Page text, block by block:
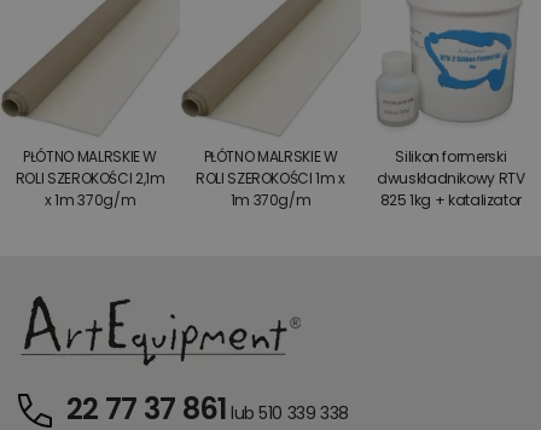
PŁÓTNO MALRSKIE W
ROLI SZEROKOŚCI 2,1m
x 1m 370g/m
PŁÓTNO MALRSKIE W
ROLI SZEROKOŚCI 1m x
1m 370g/m
Silikon formerski
dwuskładnikowy RTV
825 1kg + katalizator
22 77 37 861 lub 510 339 338